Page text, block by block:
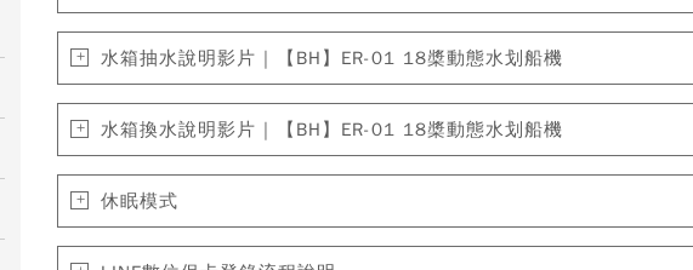
水箱抽水說明影片 | 【BH】ER-01 18槳動態水划船機
水箱換水說明影片 | 【BH】ER-01 18槳動態水划船機
休眠模式